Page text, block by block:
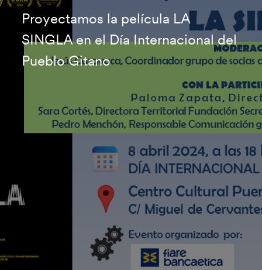
Proyectamos la película LA
SINGLA en el Día Internacional del
Pueblo Gitano